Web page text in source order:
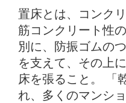
置床とは、コンク
筋コンクリート性
別に、防振ゴムの
を支えて、その上
床を張ること。 「
れ、多くのマンシ